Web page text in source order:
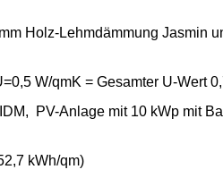
Holz-Lehmdämmung Jasmin
W/qmK = Gesamter U-Wert
PV-Anlage mit 10 kWp mit
kWh/qm)